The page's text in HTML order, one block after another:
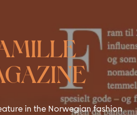
in the Norwegian fashion